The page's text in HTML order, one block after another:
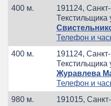
400 м.
191124,
Текстильщика
Телефон и
400 м.
191124,
Текстильщика
Журавлева
Телефон и
980 м.
191015,